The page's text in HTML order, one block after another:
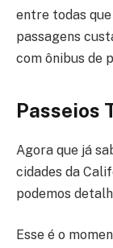
entre todas
passagens
com ônibus de
Passeios
Agora que já
cidades da
podemos
Esse é o